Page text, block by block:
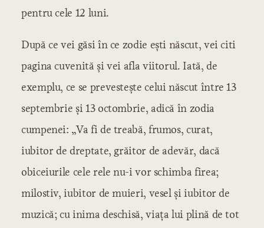
pentru cele 12 luni.
După ce vei găsi în ce zodie eşti născut, vei citi
pagina cuvenită şi vei afla viitorul. Iată, de
exemplu, ce se prevesteşte celui născut între 13
septembrie şi 13 octombrie, adică în zodia
cumpenei: „Va fi de treabă, frumos, curat,
iubitor de dreptate, grăitor de adevăr, dacă
obiceiurile cele rele nu-i vor schimba firea;
milostiv, iubitor de muieri, vesel şi iubitor de
muzică; cu inima deschisă, viaţa lui plină de tot